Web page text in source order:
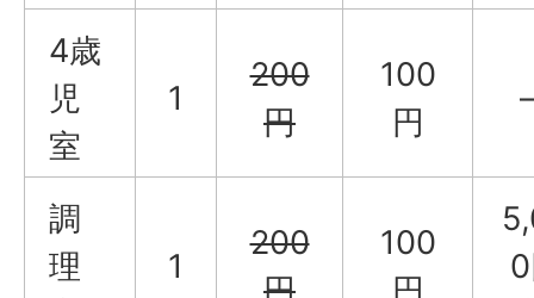
4歳
児
室
1
200
円
100
円
調
理
1
200
100